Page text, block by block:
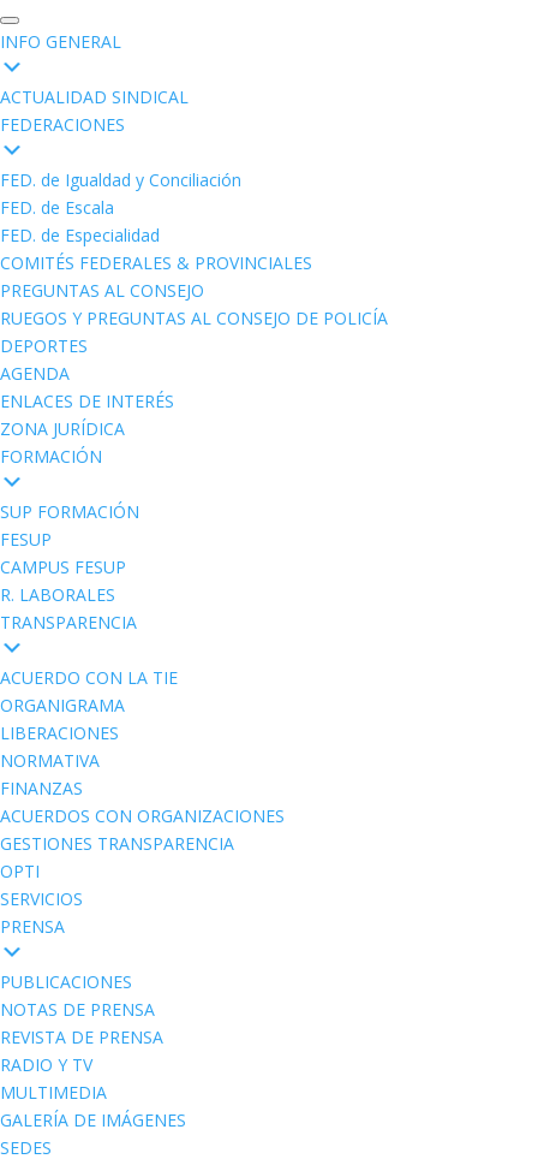
INFO GENERAL
ACTUALIDAD SINDICAL
FEDERACIONES
FED. de Igualdad y Conciliación
FED. de Escala
FED. de Especialidad
COMITÉS FEDERALES & PROVINCIALES
PREGUNTAS AL CONSEJO
RUEGOS Y PREGUNTAS AL CONSEJO DE POLICÍA
DEPORTES
AGENDA
ENLACES DE INTERÉS
ZONA JURÍDICA
FORMACIÓN
SUP FORMACIÓN
FESUP
CAMPUS FESUP
R. LABORALES
TRANSPARENCIA
ACUERDO CON LA TIE
ORGANIGRAMA
LIBERACIONES
NORMATIVA
FINANZAS
ACUERDOS CON ORGANIZACIONES
GESTIONES TRANSPARENCIA
OPTI
SERVICIOS
PRENSA
PUBLICACIONES
NOTAS DE PRENSA
REVISTA DE PRENSA
RADIO Y TV
MULTIMEDIA
GALERÍA DE IMÁGENES
SEDES